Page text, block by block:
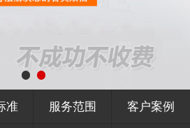
准 服务范围 客户案例